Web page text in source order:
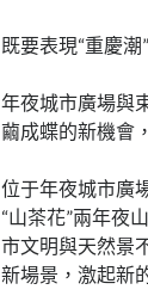
既要表現“重慶潮
年夜城市廣場與
繭成蝶的新機會
位于年夜城市廣
“山茶花”兩年夜
市文明與天然景
新場景，激起新